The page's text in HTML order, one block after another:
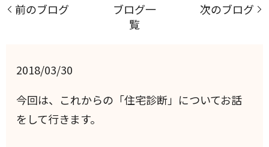
前のブログ
ブログ一
覧
次のブログ
2018/03/30
今回は、これからの「住宅診断」についてお話
をして行きます。